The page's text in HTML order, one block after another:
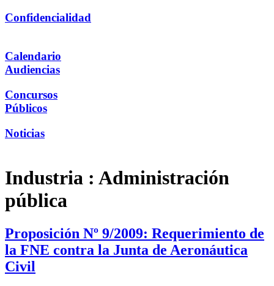
Confidencialidad
Calendario
Audiencias
Concursos
Públicos
Noticias
Industria : Administración
pública
Proposición Nº 9/2009: Requerimiento de
la FNE contra la Junta de Aeronáutica
Civil